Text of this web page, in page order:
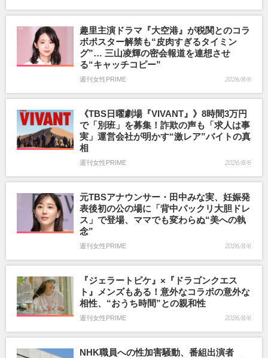
趣里主演ドラマ『大空港』が税関とのコラ
ボポスター解禁も“皮肉すぎるタイミン
グ”… 三山凌輝の密会報道を連想させ
る“キャッチコピー”
週刊女性PRIME 2026/8/6
《TBS日曜劇場『VIVANT』》8時間3万円
で「別班」を募集！詐欺の声も「求人は事
実」運営会社が明かす“激レア”バイトの真
相
週刊女性PRIME 2026/8/6
元TBSアナウンサー・田中みな実、妊娠発
表後初の公の場に「背中パックリ大胆ドレ
ス」で登場、ママでも変わらぬ“美への執
念”
週刊女性PRIME 2026/8/6
『ジェラートピケ』×『ドラゴンクエス
ト』メンズもある！意外なコラボの意外な
相性、“おうち時間”との親和性
週刊女性PRIME 2026/8/6
NHK職員への性加害騒動、番組出演者